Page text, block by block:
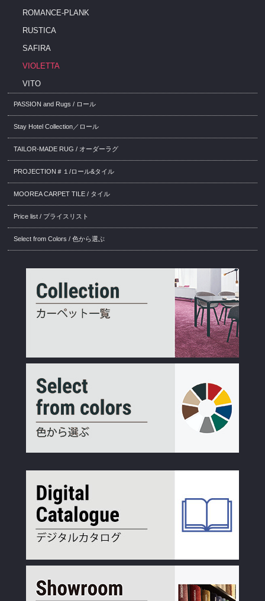
ROMANCE-PLANK
RUSTICA
SAFIRA
VIOLETTA
VITO
PASSION and Rugs / ロール
Stay Hotel Collection／ロール
TAILOR-MADE RUG / オーダーラグ
PROJECTION＃１/ロール&タイル
MOOREA CARPET TILE / タイル
Price list / プライスリスト
Select from Colors / 色から選ぶ